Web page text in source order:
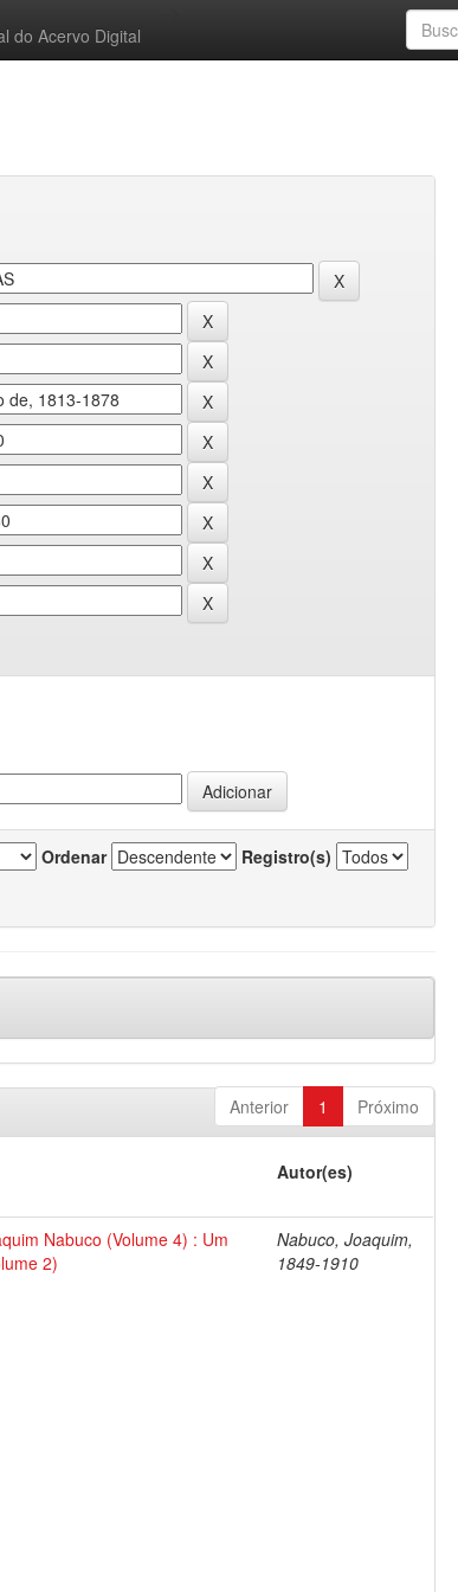
do Acervo Digital
Ordenar Registro(s)
Anterior 1 Próximo
Autor(es)
Nabuco (Volume 4) : Um
2)
Nabuco, Joaquim,
1849-1910